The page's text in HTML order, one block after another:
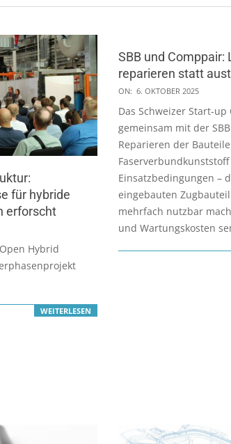
für hybride
erforscht
Hybrid
WEITERLESEN
SBB und Comppair:
reparieren statt
2025-
10-
06
ON: 6. OKTOBER 2025
Das Schweizer Start-
gemeinsam mit der
Reparieren der
Einsatzbedingungen –
eingebauten
mehrfach nutzbar
und Wartungskosten